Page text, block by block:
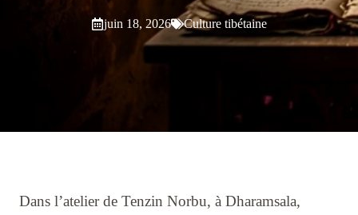
juin 18, 2026 Culture tibétaine
Dans l’atelier de Tenzin Norbu, à Dharamsala,